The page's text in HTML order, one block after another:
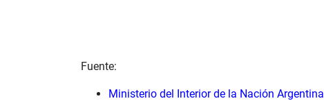
Fuente:
Ministerio del Interior de la Nación Argentina